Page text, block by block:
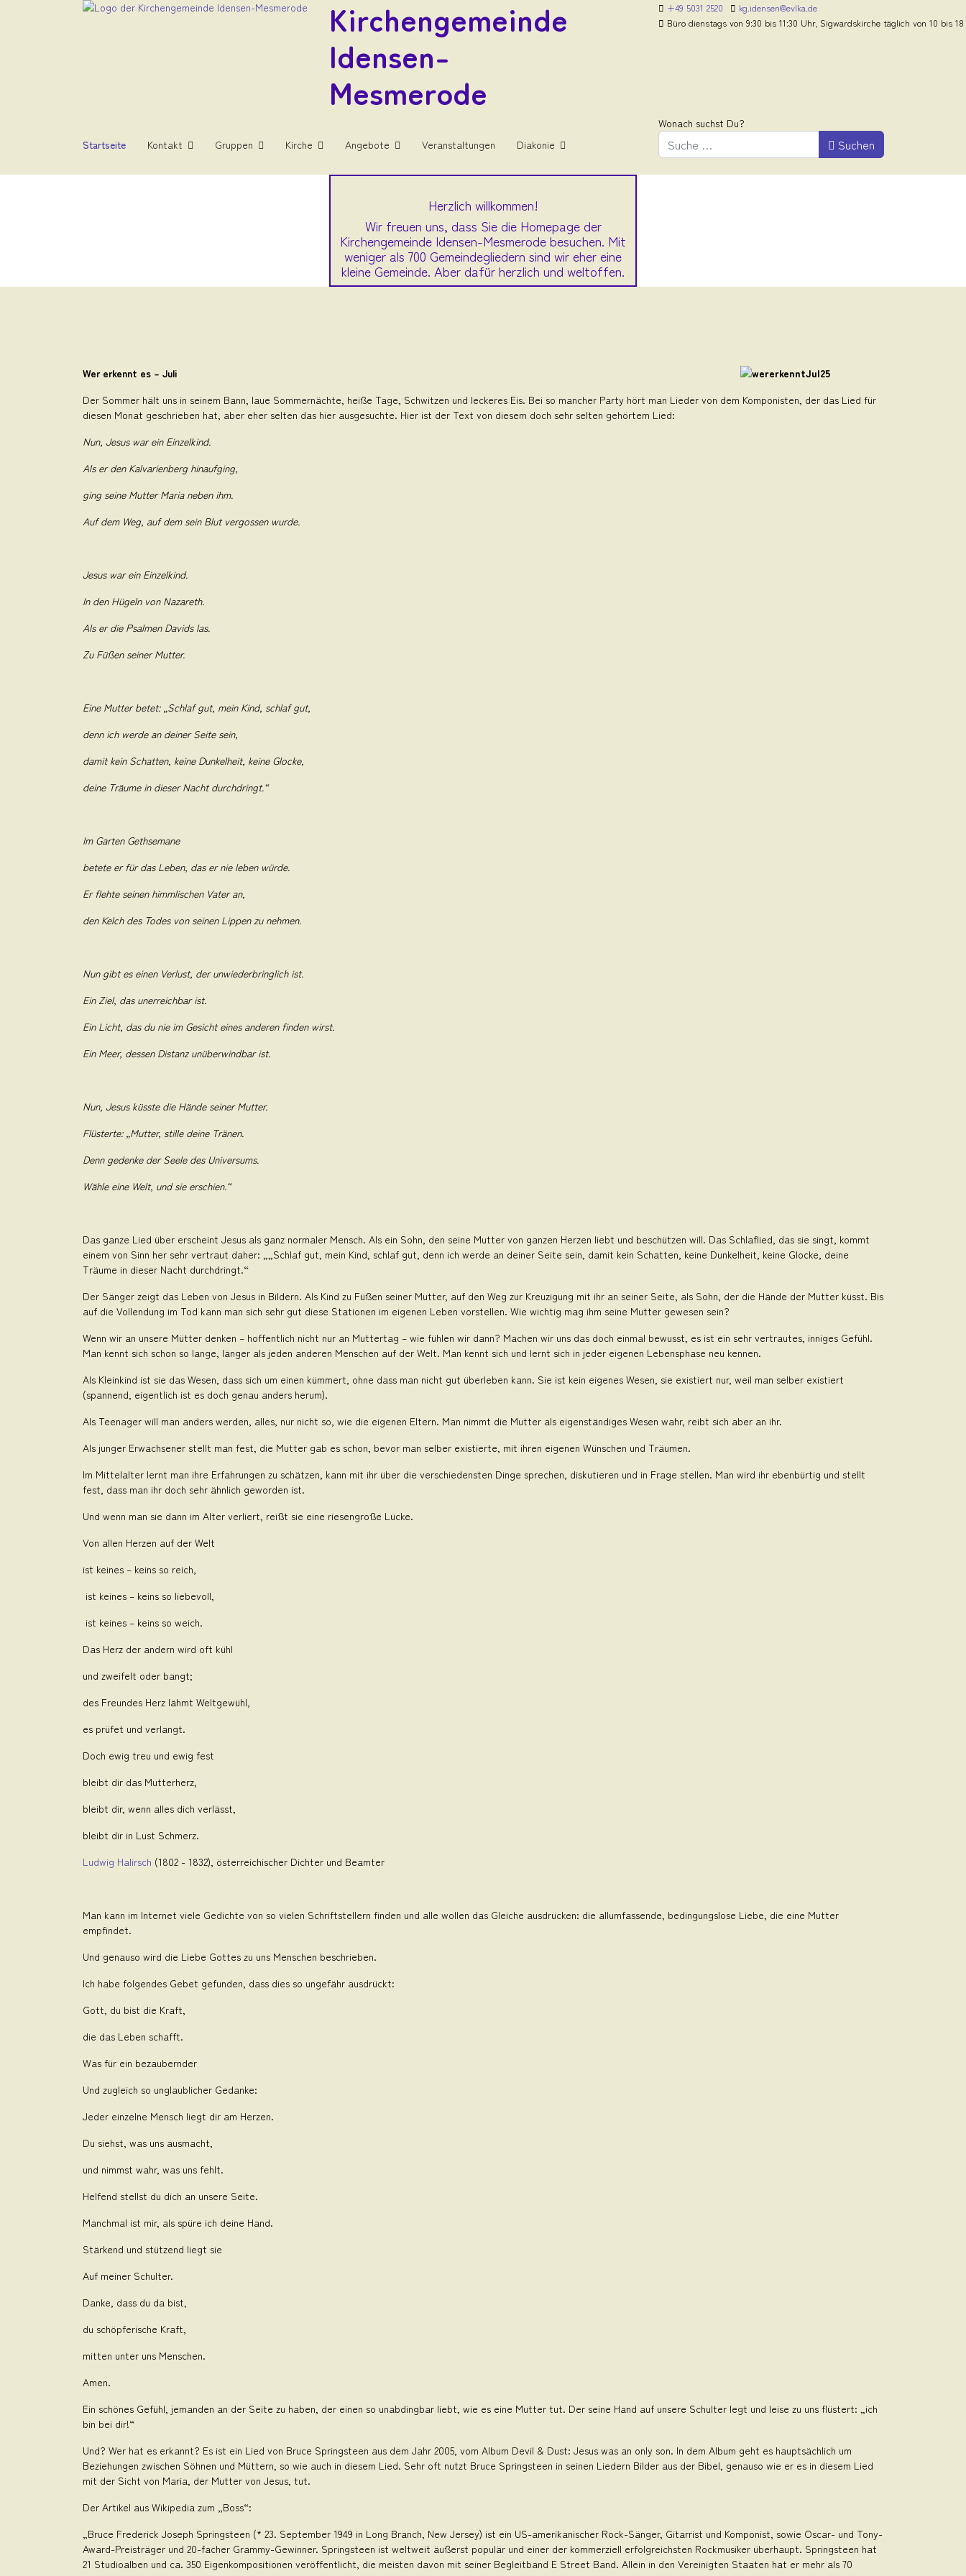
Kirchengemeinde
Idensen-
Mesmerode
+49 5031 2520
kg.idensen@evlka.de
Büro dienstags von 9:30 bis 11:30 Uhr, Sigwardskirche täglich von 10 bis
Startseite Kontakt Gruppen Kirche Angebote Veranstaltungen Diakonie
Wonach suchst Du?
Suchen
Herzlich willkommen!
Wir freuen uns, dass Sie die Homepage der
Kirchengemeinde Idensen-Mesmerode besuchen. Mit
weniger als 700 Gemeindegliedern sind wir eher eine
kleine Gemeinde. Aber dafür herzlich und weltoffen.
Wer erkennt es – Juli
Der Sommer hält uns in seinem Bann, laue Sommernächte, heiße Tage, Schwitzen und leckeres Eis. Bei so mancher Party hört man Lieder von dem Komponisten, der das Lied für
diesen Monat geschrieben hat, aber eher selten das hier ausgesuchte. Hier ist der Text von diesem doch sehr selten gehörtem Lied:
Nun, Jesus war ein Einzelkind.
Als er den Kalvarienberg hinaufging,
ging seine Mutter Maria neben ihm.
Auf dem Weg, auf dem sein Blut vergossen wurde.
Jesus war ein Einzelkind.
In den Hügeln von Nazareth.
Als er die Psalmen Davids las.
Zu Füßen seiner Mutter.
Eine Mutter betet: „Schlaf gut, mein Kind, schlaf gut,
denn ich werde an deiner Seite sein,
damit kein Schatten, keine Dunkelheit, keine Glocke,
deine Träume in dieser Nacht durchdringt.“
Im Garten Gethsemane
betete er für das Leben, das er nie leben würde.
Er flehte seinen himmlischen Vater an,
den Kelch des Todes von seinen Lippen zu nehmen.
Nun gibt es einen Verlust, der unwiederbringlich ist.
Ein Ziel, das unerreichbar ist.
Ein Licht, das du nie im Gesicht eines anderen finden wirst.
Ein Meer, dessen Distanz unüberwindbar ist.
Nun, Jesus küsste die Hände seiner Mutter.
Flüsterte: „Mutter, stille deine Tränen.
Denn gedenke der Seele des Universums.
Wähle eine Welt, und sie erschien.“
Das ganze Lied über erscheint Jesus als ganz normaler Mensch. Als ein Sohn, den seine Mutter von ganzen Herzen liebt und beschützen will. Das Schlaflied, das sie singt, kommt
einem von Sinn her sehr vertraut daher: „„Schlaf gut, mein Kind, schlaf gut, denn ich werde an deiner Seite sein, damit kein Schatten, keine Dunkelheit, keine Glocke, deine
Träume in dieser Nacht durchdringt.“
Der Sänger zeigt das Leben von Jesus in Bildern. Als Kind zu Füßen seiner Mutter, auf den Weg zur Kreuzigung mit ihr an seiner Seite, als Sohn, der die Hände der Mutter küsst. Bis
auf die Vollendung im Tod kann man sich sehr gut diese Stationen im eigenen Leben vorstellen. Wie wichtig mag ihm seine Mutter gewesen sein?
Wenn wir an unsere Mütter denken – hoffentlich nicht nur an Muttertag – wie fühlen wir dann? Machen wir uns das doch einmal bewusst, es ist ein sehr vertrautes, inniges Gefühl.
Man kennt sich schon so lange, länger als jeden anderen Menschen auf der Welt. Man kennt sich und lernt sich in jeder eigenen Lebensphase neu kennen.
Als Kleinkind ist sie das Wesen, dass sich um einen kümmert, ohne dass man nicht gut überleben kann. Sie ist kein eigenes Wesen, sie existiert nur, weil man selber existiert
(spannend, eigentlich ist es doch genau anders herum).
Als Teenager will man anders werden, alles, nur nicht so, wie die eigenen Eltern. Man nimmt die Mutter als eigenständiges Wesen wahr, reibt sich aber an ihr.
Als junger Erwachsener stellt man fest, die Mutter gab es schon, bevor man selber existierte, mit ihren eigenen Wünschen und Träumen.
Im Mittelalter lernt man ihre Erfahrungen zu schätzen, kann mit ihr über die verschiedensten Dinge sprechen, diskutieren und in Frage stellen. Man wird ihr ebenbürtig und stellt
fest, dass man ihr doch sehr ähnlich geworden ist.
Und wenn man sie dann im Alter verliert, reißt sie eine riesengroße Lücke.
Von allen Herzen auf der Welt
ist keines – keins so reich,
ist keines – keins so liebevoll,
ist keines – keins so weich.
Das Herz der andern wird oft kühl
und zweifelt oder bangt;
des Freundes Herz lähmt Weltgewühl,
es prüfet und verlangt.
Doch ewig treu und ewig fest
bleibt dir das Mutterherz,
bleibt dir, wenn alles dich verlässt,
bleibt dir in Lust Schmerz.
Ludwig Halirsch (1802 - 1832), österreichischer Dichter und Beamter
Man kann im Internet viele Gedichte von so vielen Schriftstellern finden und alle wollen das Gleiche ausdrücken: die allumfassende, bedingungslose Liebe, die eine Mutter
empfindet.
Und genauso wird die Liebe Gottes zu uns Menschen beschrieben.
Ich habe folgendes Gebet gefunden, dass dies so ungefähr ausdrückt:
Gott, du bist die Kraft,
die das Leben schafft.
Was für ein bezaubernder
Und zugleich so unglaublicher Gedanke:
Jeder einzelne Mensch liegt dir am Herzen.
Du siehst, was uns ausmacht,
und nimmst wahr, was uns fehlt.
Helfend stellst du dich an unsere Seite.
Manchmal ist mir, als spüre ich deine Hand.
Stärkend und stützend liegt sie
Auf meiner Schulter.
Danke, dass du da bist,
du schöpferische Kraft,
mitten unter uns Menschen.
Amen.
Ein schönes Gefühl, jemanden an der Seite zu haben, der einen so unabdingbar liebt, wie es eine Mutter tut. Der seine Hand auf unsere Schulter legt und leise zu uns flüstert: „ich
bin bei dir!“
Und? Wer hat es erkannt? Es ist ein Lied von Bruce Springsteen aus dem Jahr 2005, vom Album Devil & Dust: Jesus was an only son. In dem Album geht es hauptsächlich um
Beziehungen zwischen Söhnen und Müttern, so wie auch in diesem Lied. Sehr oft nutzt Bruce Springsteen in seinen Liedern Bilder aus der Bibel, genauso wie er es in diesem Lied
mit der Sicht von Maria, der Mutter von Jesus, tut.
Der Artikel aus Wikipedia zum „Boss“:
„Bruce Frederick Joseph Springsteen (* 23. September 1949 in Long Branch, New Jersey) ist ein US-amerikanischer Rock-Sänger, Gitarrist und Komponist, sowie Oscar- und Tony-
Award-Preisträger und 20-facher Grammy-Gewinner. Springsteen ist weltweit äußerst populär und einer der kommerziell erfolgreichsten Rockmusiker überhaupt. Springsteen hat
21 Studioalben und ca. 350 Eigenkompositionen veröffentlicht, die meisten davon mit seiner Begleitband E Street Band. Allein in den Vereinigten Staaten hat er mehr als 70